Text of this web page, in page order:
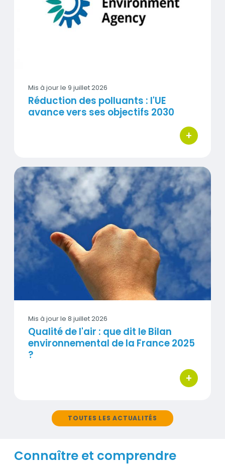
Mis à jour le 9 juillet 2026
Réduction des polluants : l'UE
avance vers ses objectifs 2030
+
bouton
Qualité de l'air : que dit le Bilan environnemental de la
Visuel
Mis à jour le 8 juillet 2026
Qualité de l'air : que dit le Bilan
environnemental de la France 2025
?
+
bouton
TOUTES LES ACTUALITÉS
Connaître et comprendre